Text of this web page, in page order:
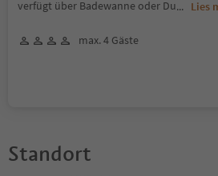
verfügt über Badewanne oder Du... Lies
max. 4 Gäste
Standort